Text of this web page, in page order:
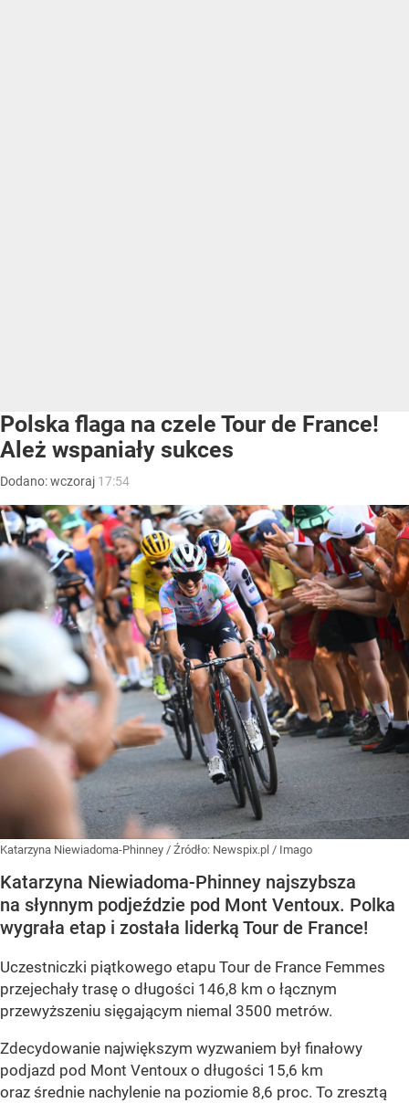
Polska flaga na czele Tour de France!
Ależ wspaniały sukces
Dodano:wczoraj 17:54
Katarzyna Niewiadoma-Phinney / Źródło: Newspix.pl / Imago
Katarzyna Niewiadoma-Phinney najszybsza
na słynnym podjeździe pod Mont Ventoux. Polka
wygrała etap i została liderką Tour de France!
Uczestniczki piątkowego etapu Tour de France Femmes
przejechały trasę o długości 146,8 km o łącznym
przewyższeniu sięgającym niemal 3500 metrów.
Zdecydowanie największym wyzwaniem był finałowy
podjazd pod Mont Ventoux o długości 15,6 km
oraz średnie nachylenie na poziomie 8,6 proc. To zresztą